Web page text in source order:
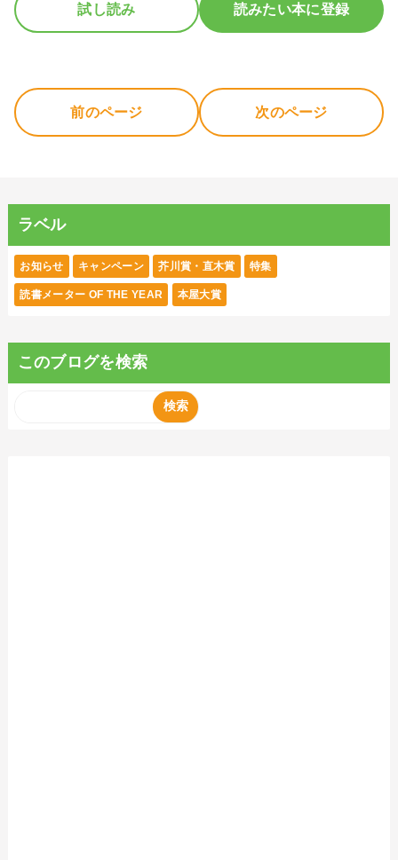
試し読み 読みたい本に登録
前のページ 次のページ
ラベル
お知らせ キャンペーン 芥川賞・直木賞 特集
読書メーター OF THE YEAR 本屋大賞
このブログを検索